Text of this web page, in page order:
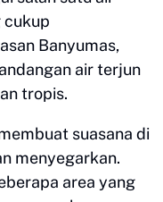
cukup
Banyumas,
air terjun
tropis.
suasana di
menyegarkan.
area yang